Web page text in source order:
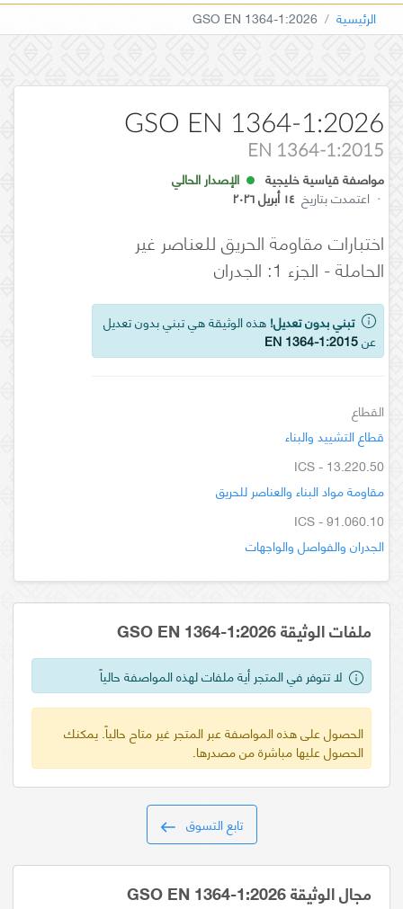
الرئيسية GSO EN 1364-1:2026
GSO EN 1364-1:2026
EN 1364-1:2015
مواصفة قياسية خليجية
الإصدار الحالي
· اعتمدت بتاريخ ١٤ أبريل ٢٠٢٦
اختبارات مقاومة الحريق للعناصر غير
الحاملة - الجزء 1: الجدران
تبني بدون تعديل! هذه الوثيقة هي تبني بدون تعديل
عنEN 1364-1:2015
القطاع
قطاع التشييد والبناء
ICS - 13.220.50
مقاومة مواد البناء والعناصر للحريق
ICS - 91.060.10
الجدران والفواصل والواجهات
ملفات الوثيقة GSO EN 1364-1:2026
لا تتوفر في المتجر أية ملفات لهذه المواصفة حالياً
الحصول على هذه المواصفة عبر المتجر غير متاح حالياً. يمكنك
الحصول عليها مباشرة من مصدرها.
تابع التسوق
مجال الوثيقة GSO EN 1364-1:2026